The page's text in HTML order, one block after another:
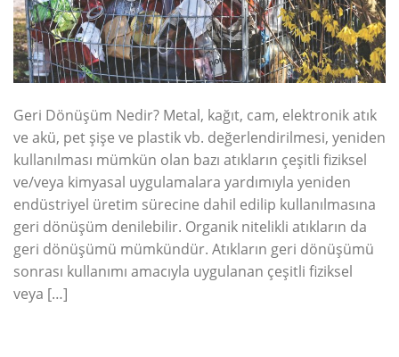
Geri Dönüşüm Nedir? Metal, kağıt, cam, elektronik atık
ve akü, pet şişe ve plastik vb. değerlendirilmesi, yeniden
kullanılması mümkün olan bazı atıkların çeşitli fiziksel
ve/veya kimyasal uygulamalara yardımıyla yeniden
endüstriyel üretim sürecine dahil edilip kullanılmasına
geri dönüşüm denilebilir. Organik nitelikli atıkların da
geri dönüşümü mümkündür. Atıkların geri dönüşümü
sonrası kullanımı amacıyla uygulanan çeşitli fiziksel
veya […]